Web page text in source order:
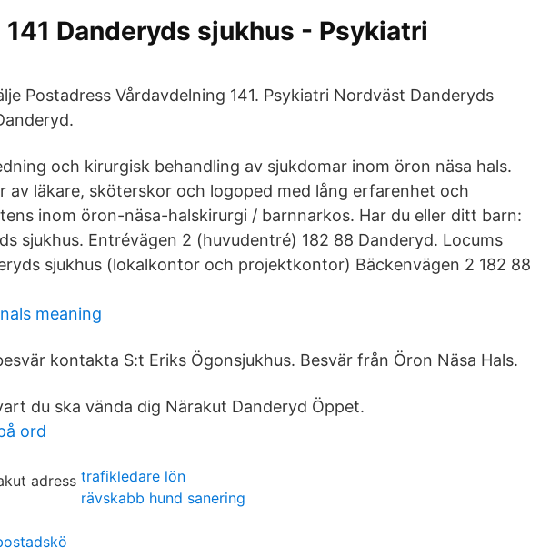
Danderyds sjukhus - Psykiatri
Postadress Vårdavdelning 141. Psykiatri Nordväst Danderyds
och kirurgisk behandling av sjukdomar inom öron näsa hals.
av läkare, sköterskor och logoped med lång erfarenhet och
inom öron-näsa-halskirurgi / barnnarkos. Har du eller ditt barn:
sjukhus. Entrévägen 2 (huvudentré) 182 88 Danderyd. Locums
sjukhus (lokalkontor och projektkontor) Bäckenvägen 2 182 88
meaning
kontakta S:t Eriks Ögonsjukhus. Besvär från Öron Näsa Hals.
du ska vända dig Närakut Danderyd Öppet.
ord
trafikledare lön
rävskabb hund sanering